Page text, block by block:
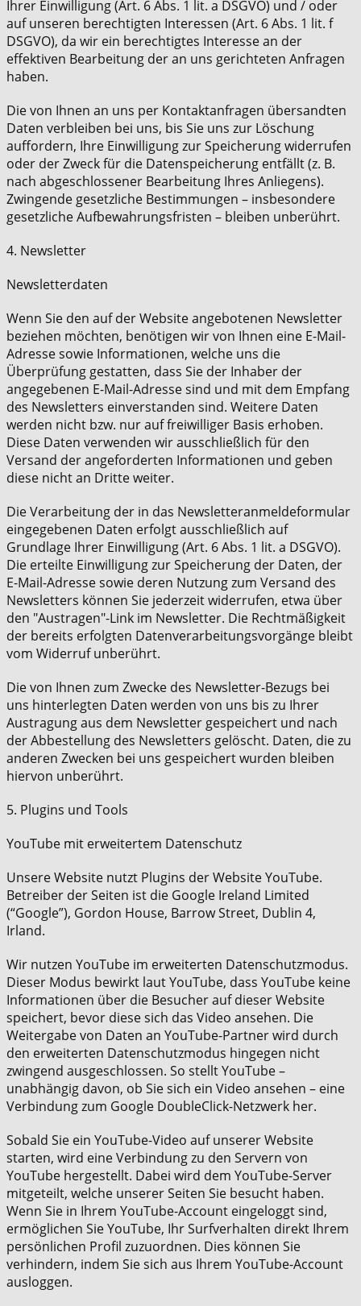
Ihrer Einwilligung (Art. 6 Abs. 1 lit. a DSGVO) und / oder
auf unseren berechtigten Interessen (Art. 6 Abs. 1 lit. f
DSGVO), da wir ein berechtigtes Interesse an der
effektiven Bearbeitung der an uns gerichteten Anfragen
haben.
Die von Ihnen an uns per Kontaktanfragen übersandten
Daten verbleiben bei uns, bis Sie uns zur Löschung
auffordern, Ihre Einwilligung zur Speicherung widerrufen
oder der Zweck für die Datenspeicherung entfällt (z. B.
nach abgeschlossener Bearbeitung Ihres Anliegens).
Zwingende gesetzliche Bestimmungen – insbesondere
gesetzliche Aufbewahrungsfristen – bleiben unberührt.
4. Newsletter
Newsletterdaten
Wenn Sie den auf der Website angebotenen Newsletter
beziehen möchten, benötigen wir von Ihnen eine E-Mail-
Adresse sowie Informationen, welche uns die
Überprüfung gestatten, dass Sie der Inhaber der
angegebenen E-Mail-Adresse sind und mit dem Empfang
des Newsletters einverstanden sind. Weitere Daten
werden nicht bzw. nur auf freiwilliger Basis erhoben.
Diese Daten verwenden wir ausschließlich für den
Versand der angeforderten Informationen und geben
diese nicht an Dritte weiter.
Die Verarbeitung der in das Newsletteranmeldeformular
eingegebenen Daten erfolgt ausschließlich auf
Grundlage Ihrer Einwilligung (Art. 6 Abs. 1 lit. a DSGVO).
Die erteilte Einwilligung zur Speicherung der Daten, der
E-Mail-Adresse sowie deren Nutzung zum Versand des
Newsletters können Sie jederzeit widerrufen, etwa über
den "Austragen"-Link im Newsletter. Die Rechtmäßigkeit
der bereits erfolgten Datenverarbeitungsvorgänge bleibt
vom Widerruf unberührt.
Die von Ihnen zum Zwecke des Newsletter-Bezugs bei
uns hinterlegten Daten werden von uns bis zu Ihrer
Austragung aus dem Newsletter gespeichert und nach
der Abbestellung des Newsletters gelöscht. Daten, die zu
anderen Zwecken bei uns gespeichert wurden bleiben
hiervon unberührt.
5. Plugins und Tools
YouTube mit erweitertem Datenschutz
Unsere Website nutzt Plugins der Website YouTube.
Betreiber der Seiten ist die Google Ireland Limited
(“Google”), Gordon House, Barrow Street, Dublin 4,
Irland.
Wir nutzen YouTube im erweiterten Datenschutzmodus.
Dieser Modus bewirkt laut YouTube, dass YouTube keine
Informationen über die Besucher auf dieser Website
speichert, bevor diese sich das Video ansehen. Die
Weitergabe von Daten an YouTube-Partner wird durch
den erweiterten Datenschutzmodus hingegen nicht
zwingend ausgeschlossen. So stellt YouTube –
unabhängig davon, ob Sie sich ein Video ansehen – eine
Verbindung zum Google DoubleClick-Netzwerk her.
Sobald Sie ein YouTube-Video auf unserer Website
starten, wird eine Verbindung zu den Servern von
YouTube hergestellt. Dabei wird dem YouTube-Server
mitgeteilt, welche unserer Seiten Sie besucht haben.
Wenn Sie in Ihrem YouTube-Account eingeloggt sind,
ermöglichen Sie YouTube, Ihr Surfverhalten direkt Ihrem
persönlichen Profil zuzuordnen. Dies können Sie
verhindern, indem Sie sich aus Ihrem YouTube-Account
ausloggen.